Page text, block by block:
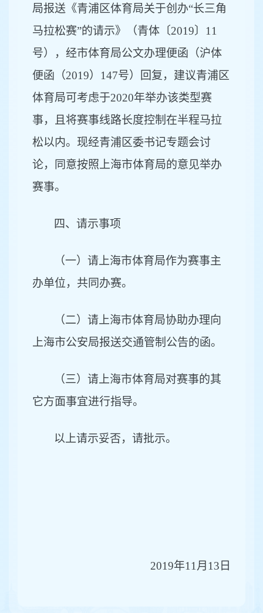
局报送《青浦区体育局关于创办“长三角
马拉松赛”的请示》（青体〔2019〕11
号），经市体育局公文办理便函（沪体
便函（2019）147号）回复，建议青浦区
体育局可考虑于2020年举办该类型赛
事，且将赛事线路长度控制在半程马拉
松以内。现经青浦区委书记专题会讨
论，同意按照上海市体育局的意见举办
赛事。
四、请示事项
（一） 请上海市体育局作为赛事主
办单位，共同办赛。
（二）请上海市体育局协助办理向
上海市公安局报送交通管制公告的函。
（三）请上海市体育局对赛事的其
它方面事宜进行指导。
以上请示妥否，请批示。
2019年11月13日